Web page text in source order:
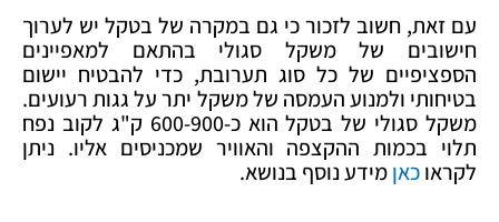
עם זאת, חשוב לזכור כי גם במקרה של בטקל יש לערוך
חישובים של משקל סגולי בהתאם למאפיינים
הספציפיים של כל סוג תערובת, כדי להבטיח יישום
בטיחותי ולמנוע העמסה של משקל יתר על גגות רעועים.
משקל סגולי של בטקל הוא כ-600-900 ק"ג לקוב נפח
תלוי בכמות ההקצפה והאוויר שמכניסים אליו. ניתן
לקראוכאןמידע נוסף בנושא.